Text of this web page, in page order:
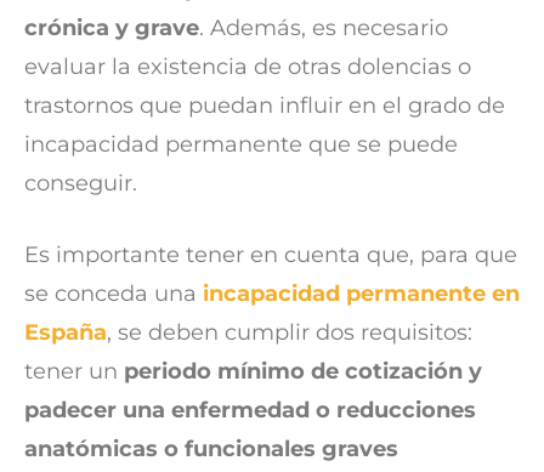
crónica y grave. Además, es necesario
evaluar la existencia de otras dolencias o
trastornos que puedan influir en el grado de
incapacidad permanente que se puede
conseguir.
Es importante tener en cuenta que, para que
se conceda una incapacidad permanente en
España, se deben cumplir dos requisitos:
tener un periodo mínimo de cotización y
padecer una enfermedad o reducciones
anatómicas o funcionales graves